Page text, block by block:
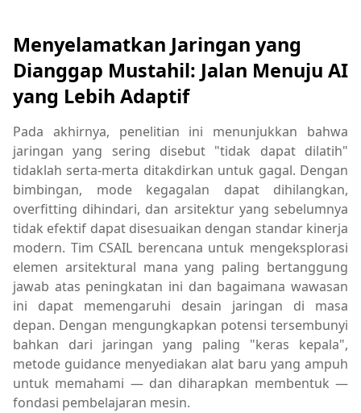
Menyelamatkan Jaringan yang
Dianggap Mustahil: Jalan Menuju AI
yang Lebih Adaptif
Pada akhirnya, penelitian ini menunjukkan bahwa
jaringan yang sering disebut "tidak dapat dilatih"
tidaklah serta-merta ditakdirkan untuk gagal. Dengan
bimbingan, mode kegagalan dapat dihilangkan,
overfitting dihindari, dan arsitektur yang sebelumnya
tidak efektif dapat disesuaikan dengan standar kinerja
modern. Tim CSAIL berencana untuk mengeksplorasi
elemen arsitektural mana yang paling bertanggung
jawab atas peningkatan ini dan bagaimana wawasan
ini dapat memengaruhi desain jaringan di masa
depan. Dengan mengungkapkan potensi tersembunyi
bahkan dari jaringan yang paling "keras kepala",
metode guidance menyediakan alat baru yang ampuh
untuk memahami — dan diharapkan membentuk —
fondasi pembelajaran mesin.